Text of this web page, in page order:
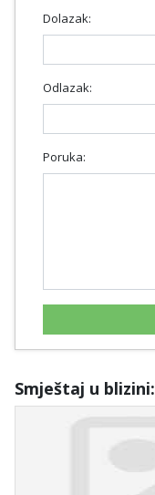
Dolazak:
Odlazak:
Poruka:
Smještaj u blizini: